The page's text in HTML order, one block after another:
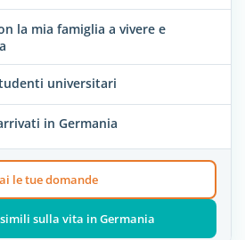
la mia famiglia a vivere e
universitari
in Germania
le tue domande
sulla vita in Germania